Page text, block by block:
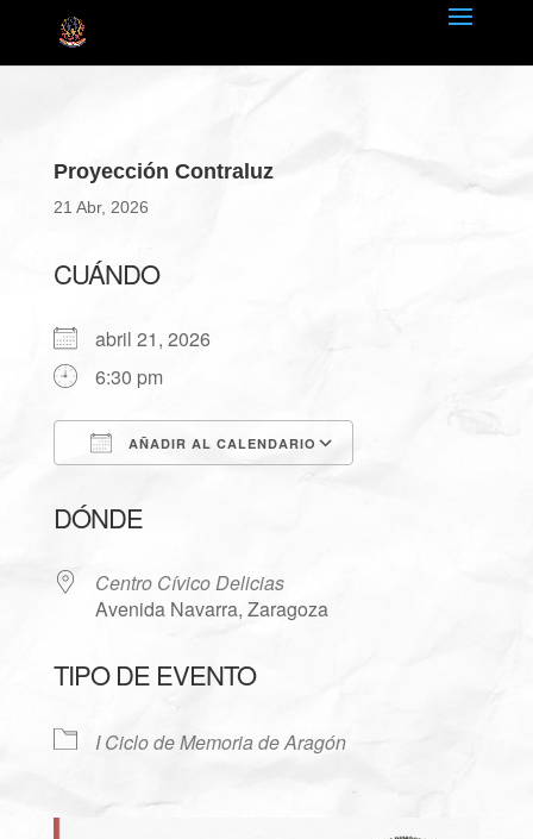
Proyección Contraluz
21 Abr, 2026
CUÁNDO
abril 21, 2026
6:30 pm
AÑADIR AL CALENDARIO
DÓNDE
Centro Cívico Delicias
Avenida Navarra, Zaragoza
TIPO DE EVENTO
I Ciclo de Memoria de Aragón